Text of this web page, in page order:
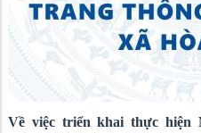
Về việc triển khai thực hiện